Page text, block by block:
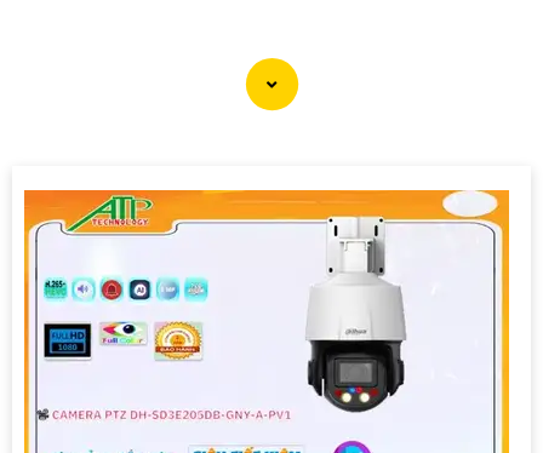
Tên sản phẩm: Camera Dahua chính hãng Mã sản phẩm:
lượng hình ảnh và độ tin cậy. Với độ phân giải sắc nét, hỗ trợ
nhiều chức năng thông minh, đây là lựa chọn hoàn hảo
cho dự án của bạn.
Giá cả phải chăng: Dù là sản phẩm chất lượng chuyên
nghiệp nhưng Camera Dahua chính hãng vẫn có mức giá
vô cùng hấp dẫn, phù hợp với ngân sách của dự án.
3:Thiết kế hiện đại và đa dạng: Camera Dahua cung cấp
các mẫu thiết kế đa dạng, từ dạng bán cầu cho đến dạng